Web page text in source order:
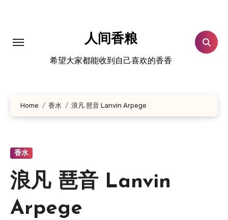
人间香粮
希望大家都能收到自己喜欢的香香
Home 香水 浪凡 琶音 Lanvin Arpege
香水
浪凡 琶音 Lanvin
Arpege